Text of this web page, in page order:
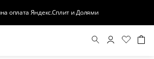
оплата Яндекс.Сплит и Долями